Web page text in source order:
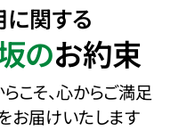
関する
のお約束
こそ、心からご満足
お届けいたします